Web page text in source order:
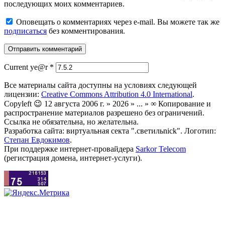
последующих моих комментариев.
Оповещать о комментариях через e-mail. Вы можете так же
подписаться без комментирования.
Current ye@r *
Все материалы сайта доступны на условиях следующей
лицензии: Creative Commons Attribution 4.0 International.
Copyleft 😉 12 августа 2006 г. » 2026 » ... » ∞ Копирование и
распространение материалов разрешено без ограничений.
Ссылка не обязательна, но желательна.
Разработка сайта: виртуальная секта ".светильnick". Логотип:
Степан Евдокимов.
При поддержке интернет-провайдера Sarkor Telecom
(регистрация домена, интернет-услуги).